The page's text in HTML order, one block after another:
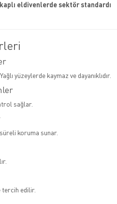
eldivenlerde sektör standardı
yüzeylerde kaymaz ve dayanıklıdır.
sağlar.
koruma sunar.
tercih edilir.